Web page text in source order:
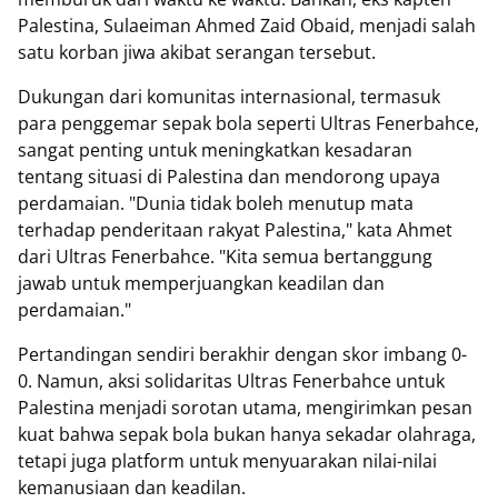
Palestina, Sulaeiman Ahmed Zaid Obaid, menjadi salah
satu korban jiwa akibat serangan tersebut.
Dukungan dari komunitas internasional, termasuk
para penggemar sepak bola seperti Ultras Fenerbahce,
sangat penting untuk meningkatkan kesadaran
tentang situasi di Palestina dan mendorong upaya
perdamaian. "Dunia tidak boleh menutup mata
terhadap penderitaan rakyat Palestina," kata Ahmet
dari Ultras Fenerbahce. "Kita semua bertanggung
jawab untuk memperjuangkan keadilan dan
perdamaian."
Pertandingan sendiri berakhir dengan skor imbang 0-
0. Namun, aksi solidaritas Ultras Fenerbahce untuk
Palestina menjadi sorotan utama, mengirimkan pesan
kuat bahwa sepak bola bukan hanya sekadar olahraga,
tetapi juga platform untuk menyuarakan nilai-nilai
kemanusiaan dan keadilan.